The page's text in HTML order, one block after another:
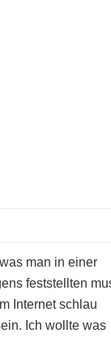
man in einer
feststellten
Internet schlau
Ich wollte was